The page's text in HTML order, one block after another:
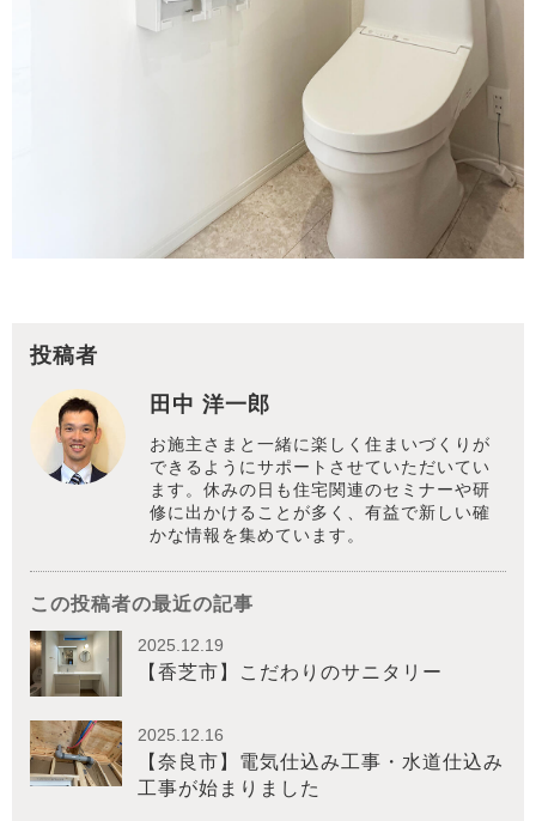
投稿者
田中 洋一郎
お施主さまと一緒に楽しく住まいづくりが
できるようにサポートさせていただいてい
ます。休みの日も住宅関連のセミナーや研
修に出かけることが多く、有益で新しい確
かな情報を集めています。
この投稿者の最近の記事
2025.12.19
【香芝市】こだわりのサニタリー
2025.12.16
【奈良市】電気仕込み工事・水道仕込み
工事が始まりました